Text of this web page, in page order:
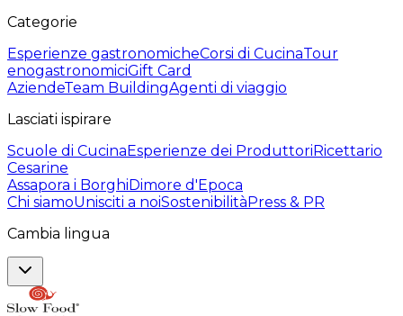
Categorie
Esperienze gastronomicheCorsi di CucinaTour
enogastronomiciGift Card
AziendeTeam BuildingAgenti di viaggio
Lasciati ispirare
Scuole di CucinaEsperienze dei ProduttoriRicettario
Cesarine
Assapora i BorghiDimore d'Epoca
Chi siamoUnisciti a noiSostenibilitàPress & PR
Cambia lingua